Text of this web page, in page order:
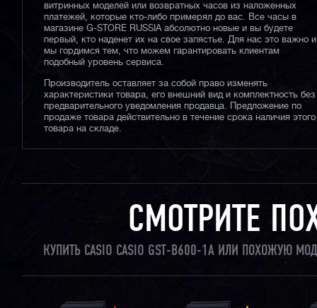
витринных моделей или возвратных часов из наложенных
платежей, которые кто-либо примерял до вас. Все часы в
магазине G-STORE RUSSIA абсолютно новые и вы будете
первый, кто наденет их на свое запястье. Для нас это важно и
мы гордимся тем, что можем гарантировать клиентам
подобный уровень сервиса.
Производитель оставляет за собой право изменять
характеристики товара, его внешний вид и комплектность без
предварительного уведомления продавца. Предложение по
продаже товара действительно в течение срока наличия этого
товара на складе.
СМОТРИТЕ
КУПИТЬ CASIO CASIO GST-B600-1A ИЛИ ПОХОЖУЮ